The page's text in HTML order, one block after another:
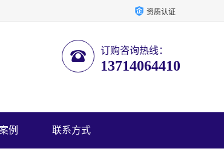
资质认证
订购咨询热线：
13714064410
例 联系方式